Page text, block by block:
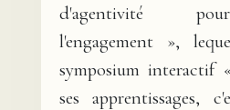
d'agentivité
l'engagement »,
symposium interactif
ses apprentissages,